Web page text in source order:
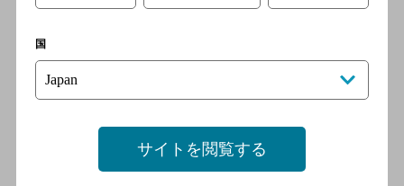
宮駅／神戸高速鉄道東西線
三宮駅／ポートライナー 三
線 三宮・花時計前駅
国
サイトを閲覧する